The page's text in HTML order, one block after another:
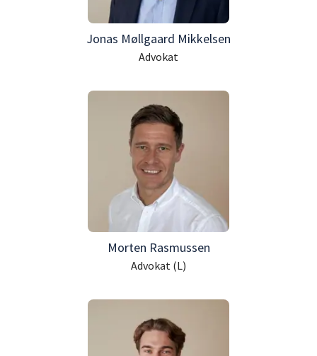
Jonas Møllgaard Mikkelsen
Advokat
Morten Rasmussen
Advokat (L)